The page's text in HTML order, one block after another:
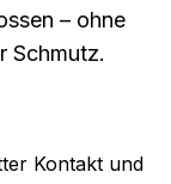
– ohne
Schmutz.
Kontakt und